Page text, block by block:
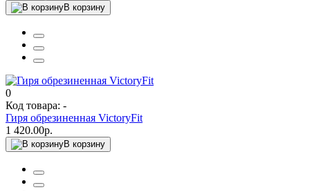
В корзину
0
Код товара: -
Гиря обрезиненная VictoryFit
1 420.00р.
В корзину